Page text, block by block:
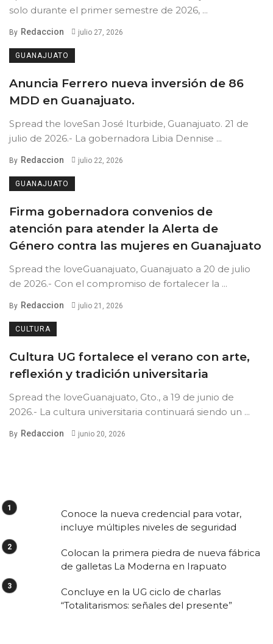
solo durante el primer semestre de 2026, ...
By Redaccion julio 27, 2026
GUANAJUATO
Anuncia Ferrero nueva inversión de 86
MDD en Guanajuato.
Spread the loveSan José Iturbide, Guanajuato. 21 de
julio de 2026.- La gobernadora Libia Dennise ...
By Redaccion julio 22, 2026
GUANAJUATO
Firma gobernadora convenios de
atención para atender la Alerta de
Género contra las mujeres en Guanajuato
Spread the loveGuanajuato, Guanajuato a 20 de julio
de 2026.- Con el compromiso de fortalecer la ...
By Redaccion julio 21, 2026
CULTURA
Cultura UG fortalece el verano con arte,
reflexión y tradición universitaria
Spread the loveGuanajuato, Gto., a 19 de junio de
2026.- La cultura universitaria continuará siendo un ...
By Redaccion junio 20, 2026
Conoce la nueva credencial para votar,
incluye múltiples niveles de seguridad
Colocan la primera piedra de nueva fábrica
de galletas La Moderna en Irapuato
Concluye en la UG ciclo de charlas
“Totalitarismos: señales del presente”